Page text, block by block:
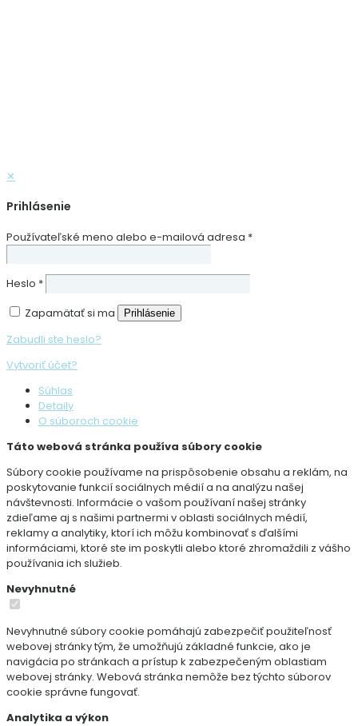
✕
Prihlásenie
Používateľské meno alebo e-mailová adresa *
Heslo *
Zapamätať si ma
Prihlásenie
Zabudli ste heslo?
Vytvoriť účet?
Súhlas
Detaily
O súboroch cookie
Táto webová stránka používa súbory cookie
Súbory cookie používame na prispôsobenie obsahu a reklám, na
poskytovanie funkcií sociálnych médií a na analýzu našej
návštevnosti. Informácie o vašom používaní našej stránky
zdieľame aj s našimi partnermi v oblasti sociálnych médií,
reklamy a analytiky, ktorí ich môžu kombinovať s ďalšími
informáciami, ktoré ste im poskytli alebo ktoré zhromaždili z vášho
používania ich služieb.
Nevyhnutné
Nevyhnutné súbory cookie pomáhajú zabezpečiť použiteľnosť
webovej stránky tým, že umožňujú základné funkcie, ako je
navigácia po stránkach a prístup k zabezpečeným oblastiam
webovej stránky. Webová stránka nemôže bez týchto súborov
cookie správne fungovať.
Analytika a výkon